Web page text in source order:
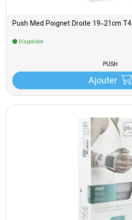
Push Med Poignet Droite 19-21cm T4
Disponible
PUSH
Ajouter